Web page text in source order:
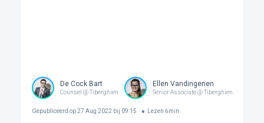
De Cock Bart
Counsel @ Tiberghien
Ellen Vandingenen
Senior Associate @ Tiberghien
Gepubliceerd op27 Aug 2022 bij 09:15 Lezen 6min